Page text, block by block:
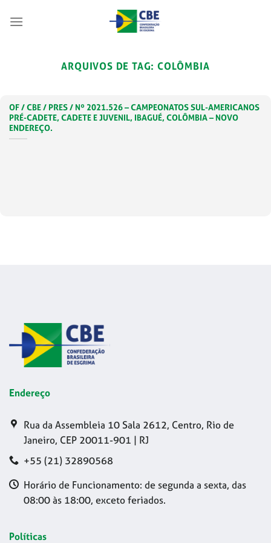
ARQUIVOS DE TAG:COLÔMBIA
OF / CBE / PRES / Nº 2021.526 – CAMPEONATOS SUL-AMERICANOS
PRÉ-CADETE, CADETE E JUVENIL, IBAGUÉ, COLÔMBIA – NOVO
ENDEREÇO.
Endereço
Rua da Assembleia 10 Sala 2612, Centro, Rio de
Janeiro, CEP 20011-901 | RJ
+55 (21) 32890568
Horário de Funcionamento: de segunda a sexta, das
08:00 às 18:00, exceto feriados.
Políticas